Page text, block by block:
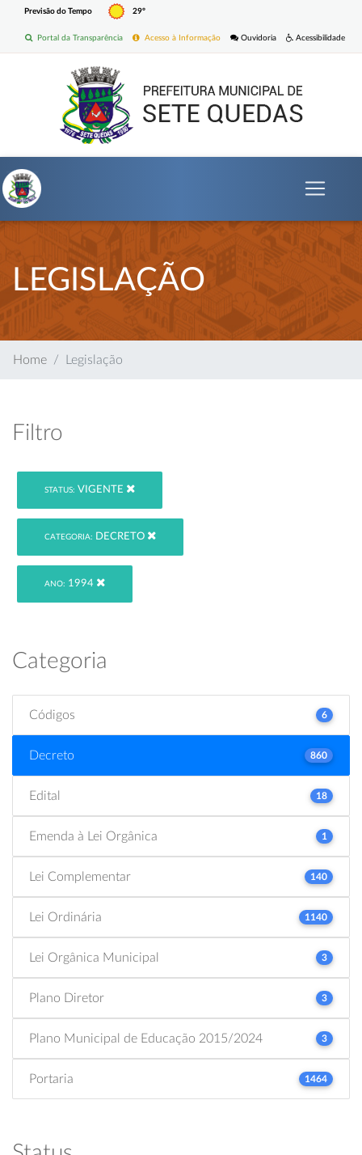
Previsão do Tempo 29º
Acessibilidade
Ouvidoria
Acesso à Informação
Portal da Transparência
LEGISLAÇÃO
Home Legislação
Filtro
STATUS: VIGENTE
CATEGORIA: DECRETO
ANO: 1994
Categoria
Códigos 6
Decreto 860
Edital 18
Emenda à Lei Orgânica 1
Lei Complementar 140
Lei Ordinária 1140
Lei Orgânica Municipal 3
Plano Diretor 3
Plano Municipal de Educação 2015/2024 3
Portaria 1464